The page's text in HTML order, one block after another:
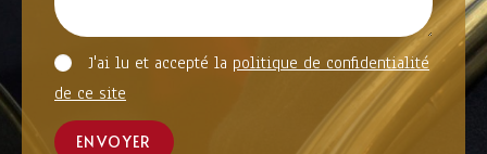
J'ai lu et accepté la politique de confidentialité
de ce site
ENVOYER